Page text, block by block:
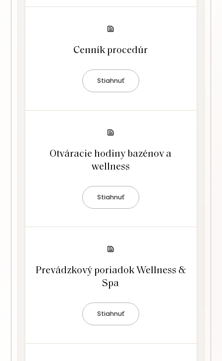
Cenník procedúr
Stiahnuť
Otváracie hodiny bazénov a
wellness
Stiahnuť
Prevádzkový poriadok Wellness &
Spa
Stiahnuť